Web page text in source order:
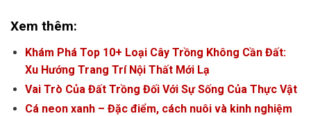
Xem thêm:
Khám Phá Top 10+ Loại Cây Trồng Không Cần Đất:
Xu Hướng Trang Trí Nội Thất Mới Lạ
Vai Trò Của Đất Trồng Đối Với Sự Sống Của Thực Vật
Cá neon xanh – Đặc điểm, cách nuôi và kinh nghiệm